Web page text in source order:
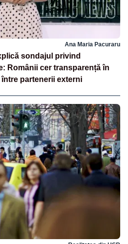
Ana Maria Pacuraru
sondajul privind
Românii cer transparență în
partenerii externi